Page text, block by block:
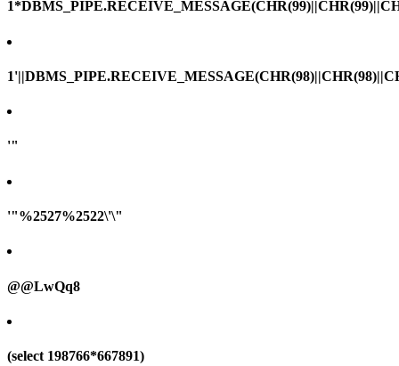
'"
'"%2527%2522\'\"
@@LwQq8
(select 198766*667891)